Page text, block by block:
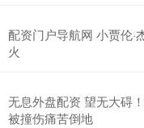
配资门户导航网 小贾伦·
火
无息外盘配资 望无大碍
被撞伤痛苦倒地